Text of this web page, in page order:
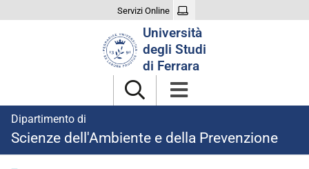
Servizi Online
Università
degli Studi
di Ferrara
Dipartimento di
Scienze dell'Ambiente e della Prevenzione